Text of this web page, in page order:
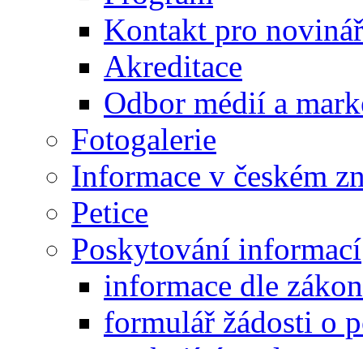
Kontakt pro
Akreditace
Odbor médií a
Fotogalerie
Informace v českém
Petice
Poskytování informací
informace dle
formulář žádosti o